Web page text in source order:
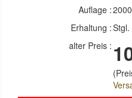
Auflage :
Erhaltung :
alter Preis :